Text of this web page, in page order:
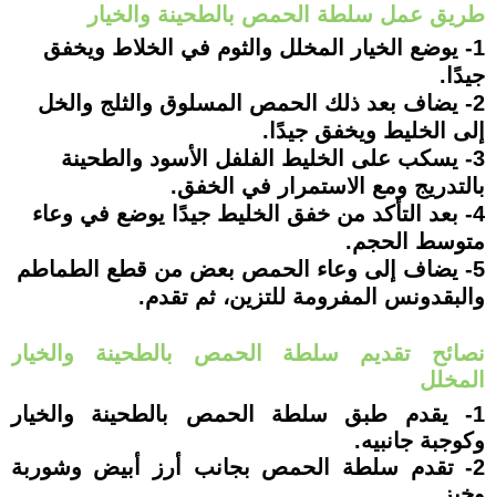
طريق عمل سلطة الحمص بالطحينة والخيار
1- يوضع الخيار المخلل والثوم في الخلاط ويخفق
جيدًا.
2- يضاف بعد ذلك الحمص المسلوق والثلج والخل
إلى الخليط ويخفق جيدًا.
3- يسكب على الخليط الفلفل الأسود والطحينة
بالتدريج ومع الاستمرار في الخفق.
4- بعد التأكد من خفق الخليط جيدًا يوضع في وعاء
متوسط الحجم.
5- يضاف إلى وعاء الحمص بعض من قطع الطماطم
والبقدونس المفرومة للتزين، ثم تقدم.
نصائح تقديم سلطة الحمص بالطحينة والخيار
المخلل
1- يقدم طبق سلطة الحمص بالطحينة والخيار
وكوجبة جانبيه.
2- تقدم سلطة الحمص بجانب أرز أبيض وشوربة